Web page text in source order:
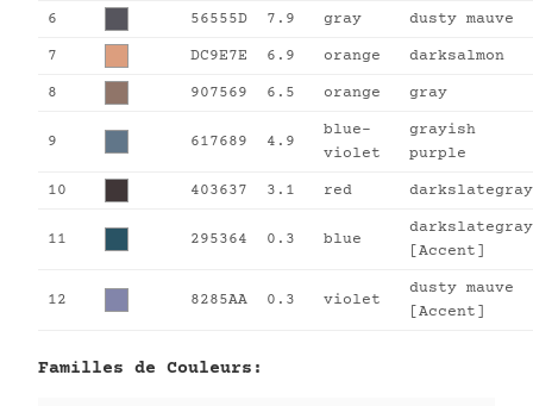
6 56555D 7.9 gray dusty mauve
7 DC9E7E 6.9 orange darksalmon
8 907569 6.5 orange gray
9 617689 4.9
blue-
violet
grayish
purple
10 403637 3.1 red darkslategray
11 295364 0.3 blue
darkslategray
[Accent]
12 8285AA 0.3 violet
dusty mauve
[Accent]
Familles de Couleurs: